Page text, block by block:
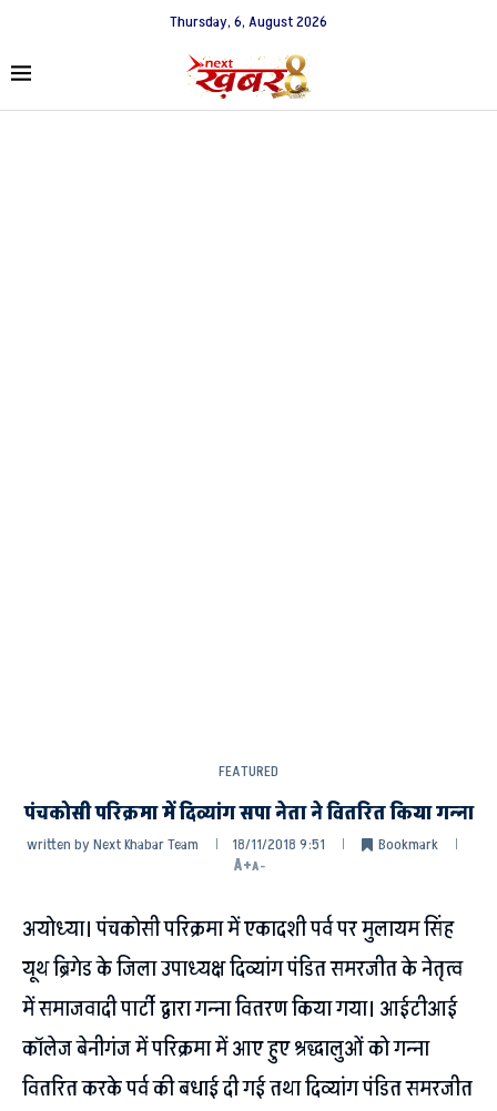
Thursday, 6, August 2026
FEATURED
पंचकोसी परिक्रमा में दिव्यांग सपा नेता ने वितरित किया गन्ना
written byNext Khabar Team 18/11/2018 9:51
Bookmark
A+A-
अयोध्या। पंचकोसी परिक्रमा में एकादशी पर्व पर मुलायम सिंह
यूथ ब्रिगेड के जिला उपाध्यक्ष दिव्यांग पंडित समरजीत के नेतृत्व
में समाजवादी पार्टी द्वारा गन्ना वितरण किया गया। आईटीआई
कॉलेज बेनीगंज में परिक्रमा में आए हुए श्रद्धालुओं को गन्ना
वितरित करके पर्व की बधाई दी गई तथा दिव्यांग पंडित समरजीत